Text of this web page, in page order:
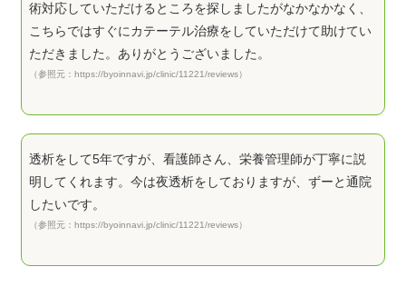
術対応していただけるところを探しましたがなかなかなく、
こちらではすぐにカテーテル治療をしていただけて助けてい
ただきました。ありがとうございました。
（参照元：https://byoinnavi.jp/clinic/11221/reviews）
透析をして5年ですが、看護師さん、栄養管理師が丁寧に説
明してくれます。今は夜透析をしておりますが、ずーと通院
したいです。
（参照元：https://byoinnavi.jp/clinic/11221/reviews）